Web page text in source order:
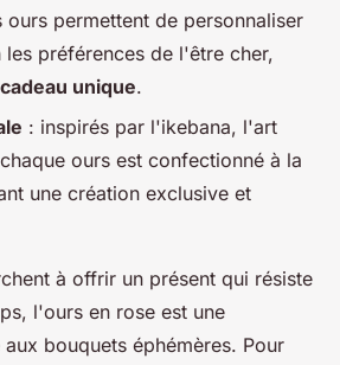
ours permettent de personnaliser
les préférences de l'être cher,
cadeau unique.
: inspirés par l'ikebana, l'art
ours est confectionné à la
une création exclusive et
à offrir un présent qui résiste
l'ours en rose est une
bouquets éphémères. Pour